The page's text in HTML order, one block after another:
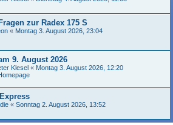
zur Radex 175 S
« Montag 3. August 2026, 23:04
9. August 2026
Klesel « Montag 3. August 2026, 12:20
« Sonntag 2. August 2026, 13:52